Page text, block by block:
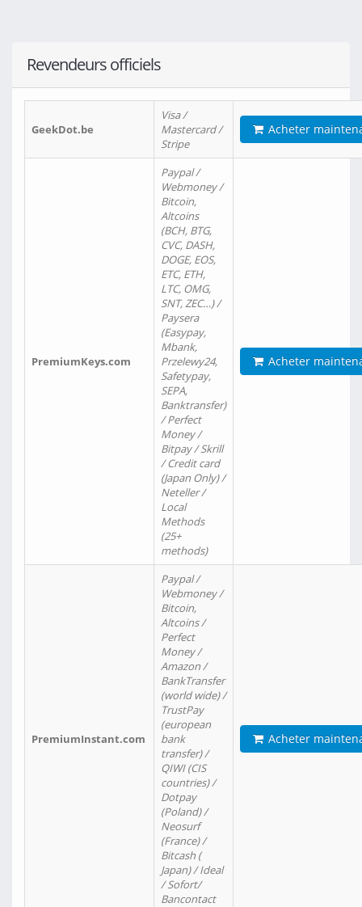
Revendeurs officiels
GeekDot.be
Visa /
Mastercard /
Stripe
Acheter
PremiumKeys.com
Paypal /
Webmoney /
Bitcoin,
Altcoins
(BCH, BTG,
CVC, DASH,
DOGE, EOS,
ETC, ETH,
LTC, OMG,
SNT, ZEC…) /
Paysera
(Easypay,
Mbank,
Przelewy24,
Safetypay,
SEPA,
Banktransfer)
/ Perfect
Money /
Bitpay / Skrill
/ Credit card
(Japan Only) /
Neteller /
Local
Methods
(25+
methods)
Acheter
PremiumInstant.com
Paypal /
Webmoney /
Bitcoin,
Altcoins /
Perfect
Money /
Amazon /
BankTransfer
(world wide) /
TrustPay
(european
bank
transfer) /
QIWI (CIS
countries) /
Dotpay
(Poland) /
Neosurf
(France) /
Bitcash (
Japan) / Ideal
/ Sofort/
Bancontact
Acheter